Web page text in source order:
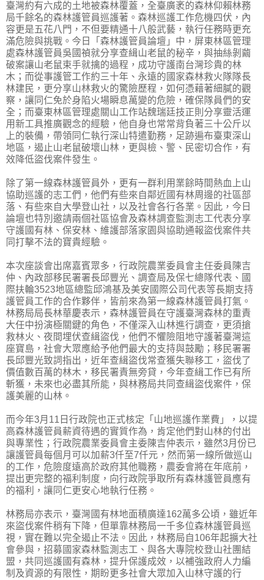
臺灣約有六成的土地被森林覆蓋，全臺廣袤的森林仰賴林務
局千餘名的森林護管員巡護著。森林巡護工作危機四伏，內
容更是五花八門，不但要精通十八般武藝，執行任務時更充
滿危險與挑戰。今日「森林護管員論壇」中，屏東林區管理
處森林護管員吳國禎就分享查緝山老鼠的秘辛，與抽絲剝繭
破案讓山老鼠束手就擒的過程，成功守護南台灣珍貴的林
木；而從事護管工作約三十年、永遠的國家森林救火隊隊長
林建民，更分享山林救火的驚險歷程，如何憑藉著細膩的觀
察，讓同仁免於身陷火場瞬息萬變的危險，確保隊員們的安
全；而臺東林區管理處關山工作站魏瑞廷技正則分享靈活運
用新工具推廣觀念的經驗，他自身也常常背負著三十公斤以
上的裝備，帶領同仁執行深山特遣勤務，足跡遍布臺東深山
地區，遏止山老鼠破壞山林，更與檢、警、民密切合作，有
效降低盜伐案件發生。
除了第一線森林護管員外，更有一群利用業餘時間熱血上山
協助巡護的志工們，他們有些來自鄰近國有林周邊的社區部
落、有些來自大學登山社，以及社會各行各業。因此，今日
論壇也特別邀請兩個社區協會及森林調查監測志工代表分享
守護國有林、保安林、維護部落家園與協助通報盜伐案件共
同打擊不法的寶貴經驗。
本次座談會出席嘉賓眾多，行政院農業委員會主任委員陳吉
仲、內政部移民署署長邱豐光、調查局及保七總隊代表、國
際扶輪3523地區總監邱鴻基及美安國際公司代表等長期支持
護管員工作的合作夥伴，皆前來為第一線森林護管員打氣。
林務局局長林華慶表示，森林護管員在守護臺灣森林的重責
大任中扮演極關鍵的角色，不僅深入山林進行調查，更須搶
救林火、夜間埋伏查緝盜伐，他們不懼險阻地守護著臺灣這
座寶島，社會大眾應給予他們最大的支持與鼓勵；移民署署
長邱豐光致詞指出，近年查緝盜伐常查獲失聯移工，盜伐了
價值數百萬的林木，移民署責無旁貸，今年查緝工作已有所
斬獲，未來也必盡其所能，與林務局共同查緝盜伐案件，保
護美麗的山林。
而今年3月11日行政院也正式核定「山地巡護作業費」，以提
高森林護管員薪資待遇的實質作為，肯定他們對山林的付出
與專業性；行政院農業委員會主委陳吉仲表示，雖然3月份已
讓護管員每個月可以加薪3仟至7仟元，然而第一線所做巡山
的工作，危險度遠高於政府其他職務，農委會將在年底前，
提出更完整的福利制度，向行政院爭取所有森林護管員應有
的福利，讓同仁更安心地執行任務。
林務局亦表示，臺灣國有林地面積廣達162萬多公頃，雖近年
來盜伐案件稍有下降，但單靠林務局一千多位森林護管員巡
視，實在難以完全遏止不法。因此，林務局自106年起擴大社
會參與，招募國家森林監測志工、與各大專院校登山社團結
盟，共同巡護國有森林，提升保護成效，以補強政府人力編
制及資源的有限性，期盼更多社會大眾加入山林守護的行